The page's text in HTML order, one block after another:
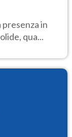
presenza in
qua...